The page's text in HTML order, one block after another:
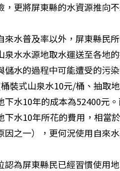
，更將屏東縣的水資源推向
來水普及率以外，屏東縣民
泉水水源地取水運送至各地
儲水的過程中可能遭受的污
裝式山泉水10元/桶、抽取
下水10年的成本為52400元
下水10年所花的費用，相當
因之一），更何況使用自來
認為屏東縣民已經習慣使用